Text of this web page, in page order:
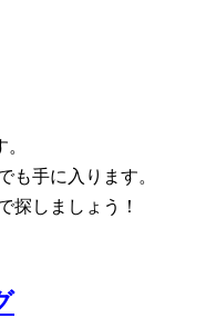
も手に入ります。
探しましょう！